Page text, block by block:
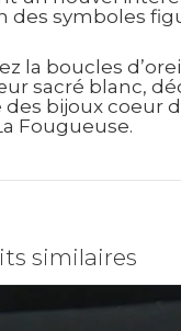
des symboles
la boucles
sacré blanc,
des bijoux coeur
Fougueuse.
similaires